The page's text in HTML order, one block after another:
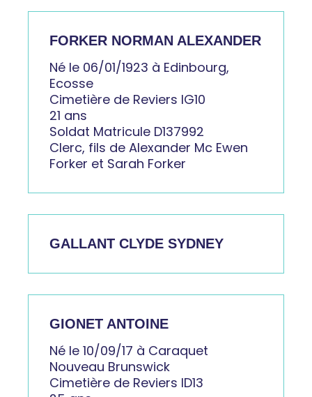
FORKER NORMAN ALEXANDER
Né le 06/01/1923 à Edinbourg,
Ecosse
Cimetière de Reviers IG10
21 ans
Soldat Matricule D137992
Clerc, fils de Alexander Mc Ewen
Forker et Sarah Forker
GALLANT CLYDE SYDNEY
GIONET ANTOINE
Né le 10/09/17 à Caraquet
Nouveau Brunswick
Cimetière de Reviers ID13